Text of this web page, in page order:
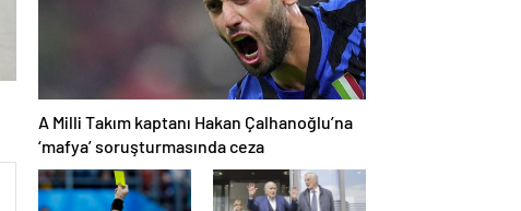
A Milli Takım kaptanı Hakan Çalhanoğlu’na
‘mafya’ soruşturmasında ceza